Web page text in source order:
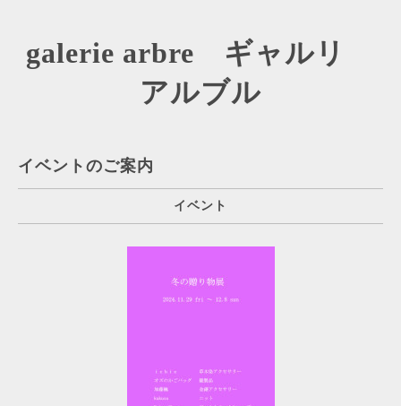
galerie arbre ギャルリ
アルブル
イベントのご案内
イベント